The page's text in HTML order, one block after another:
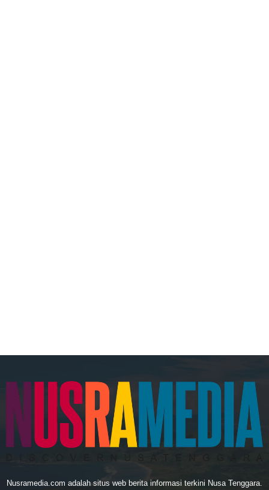
Nusramedia.com adalah situs web berita informasi terkini Nusa Tenggara.